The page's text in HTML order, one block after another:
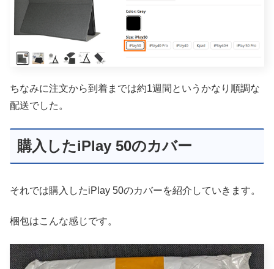
ちなみに注文から到着までは約1週間というかなり順調な
配送でした。
購入したiPlay 50のカバー
それでは購入したiPlay 50のカバーを紹介していきます。
梱包はこんな感じです。